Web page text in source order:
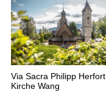
Via Sacra Philipp Herfort
Kirche Wang